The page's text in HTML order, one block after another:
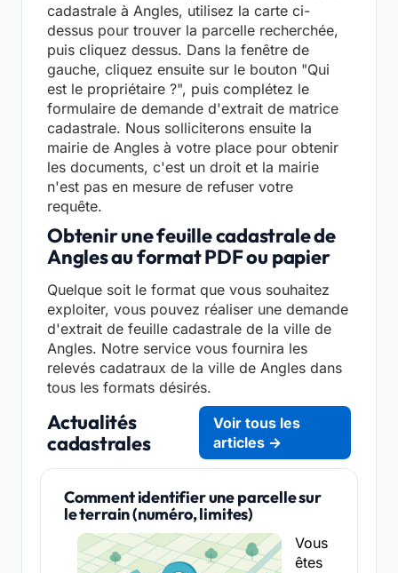
cadastrale à Angles, utilisez la carte ci-
dessus pour trouver la parcelle recherchée,
puis cliquez dessus. Dans la fenêtre de
gauche, cliquez ensuite sur le bouton "Qui
est le propriétaire ?", puis complétez le
formulaire de demande d'extrait de matrice
cadastrale. Nous solliciterons ensuite la
mairie de Angles à votre place pour obtenir
les documents, c'est un droit et la mairie
n'est pas en mesure de refuser votre
requête.
Obtenir une feuille cadastrale de
Angles au format PDF ou papier
Quelque soit le format que vous souhaitez
exploiter, vous pouvez réaliser une demande
d'extrait de feuille cadastrale de la ville de
Angles. Notre service vous fournira les
relevés cadatraux de la ville de Angles dans
tous les formats désirés.
Actualités
cadastrales
Voir tous les
articles →
Comment identifier une parcelle sur
le terrain (numéro, limites)
Vous
êtes